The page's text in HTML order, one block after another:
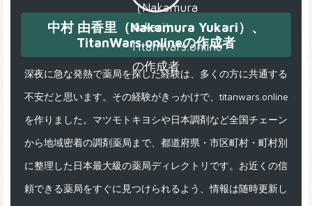
中村 由香里（Nakamura Yukari）、
TitanWars.onlineの作成者
深夜に急な発熱で薬局を探した経験は、多くの方に共通する
不安だと思います。その経験がきっかけで、titanwars.online
を作りました。マツモトキヨシや日本調剤など全国チェーン
から地域密着の調剤薬局まで、都道府県・市区町村・町村別
に整理した日本最大級の薬局ディレクトリです。お近くの信
頼できる薬局をすぐに見つけられるよう、情報は随時更新し